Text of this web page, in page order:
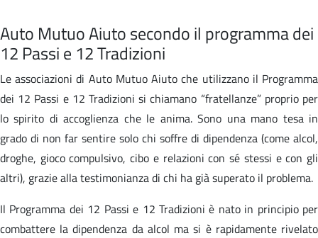
Auto Mutuo Aiuto secondo il programma dei
12 Passi e 12 Tradizioni
Le associazioni di Auto Mutuo Aiuto che utilizzano il Programma
dei 12 Passi e 12 Tradizioni si chiamano “fratellanze” proprio per
lo spirito di accoglienza che le anima. Sono una mano tesa in
grado di non far sentire solo chi soffre di dipendenza (come alcol,
droghe, gioco compulsivo, cibo e relazioni con sé stessi e con gli
altri), grazie alla testimonianza di chi ha già superato il problema.
Il Programma dei 12 Passi e 12 Tradizioni è nato in principio per
combattere la dipendenza da alcol ma si è rapidamente rivelato